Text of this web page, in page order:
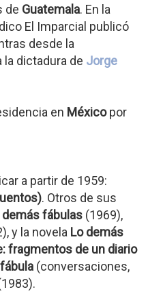
de Guatemala. En la
El Imparcial publicó
desde la
dictadura de Jorge
en Méxicopor
a partir de 1959:
. Otros de sus
demás fábulas (1969),
y la novela Lo demás
fragmentos de un diario
(conversaciones,